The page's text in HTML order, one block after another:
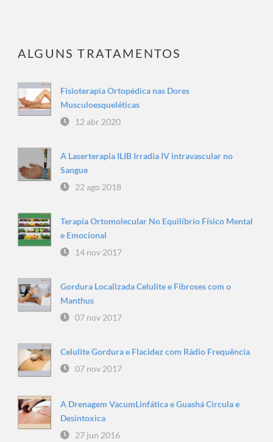
ALGUNS TRATAMENTOS
Fisioterapia Ortopédica nas Dores
Musculoesqueléticas
12 abr 2020
A Laserterapia ILIB Irradia IV intravascular no
Sangue
22 ago 2018
Terapia Ortomolecular No Equilíbrio Físico Mental
e Emocional
14 nov 2017
Gordura Localizada Celulite e Fibroses com o
Manthus
07 nov 2017
Celulite Gordura e Flacidez com Rádio Frequência
07 nov 2017
A Drenagem VacumLinfática e Guashá Circula e
Desintoxica
27 jun 2016